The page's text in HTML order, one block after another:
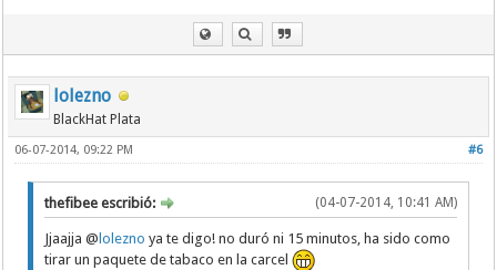
lolezno
BlackHat Plata
#6
06-07-2014, 09:22 PM
(04-07-2014, 10:41 AM)
thefibee escribió:
Jjaajja @ lolezno ya te digo! no duró ni 15 minutos, ha sido como
tirar un paquete de tabaco en la carcel